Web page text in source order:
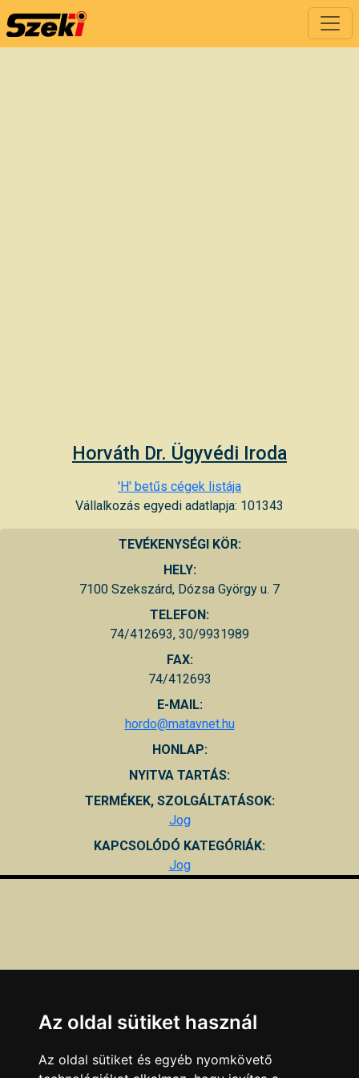
Horváth Dr. Ügyvédi Iroda
'H' betűs cégek listája
Vállalkozás egyedi adatlapja: 101343
TEVÉKENYSÉGI KÖR:
HELY:
7100 Szekszárd, Dózsa György u. 7
TELEFON:
74/412693, 30/9931989
FAX:
74/412693
E-MAIL:
hordo@matavnet.hu
HONLAP:
NYITVA TARTÁS:
TERMÉKEK, SZOLGÁLTATÁSOK:
Jog
KAPCSOLÓDÓ KATEGÓRIÁK:
Jog
Az oldal sütiket használ
Az oldal sütiket és egyéb nyomkövető